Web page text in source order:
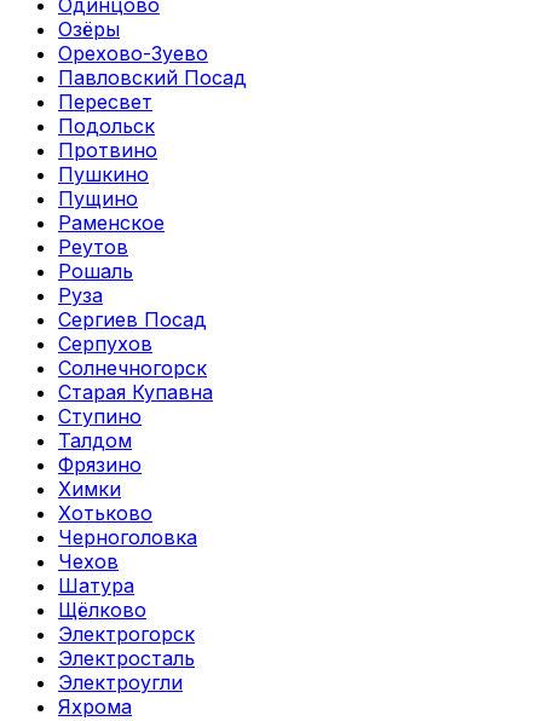
Одинцово
Озёры
Орехово-Зуево
Павловский Посад
Пересвет
Подольск
Протвино
Пушкино
Пущино
Раменское
Реутов
Рошаль
Руза
Сергиев Посад
Серпухов
Солнечногорск
Старая Купавна
Ступино
Талдом
Фрязино
Химки
Хотьково
Черноголовка
Чехов
Шатура
Щёлково
Электрогорск
Электросталь
Электроугли
Яхрома